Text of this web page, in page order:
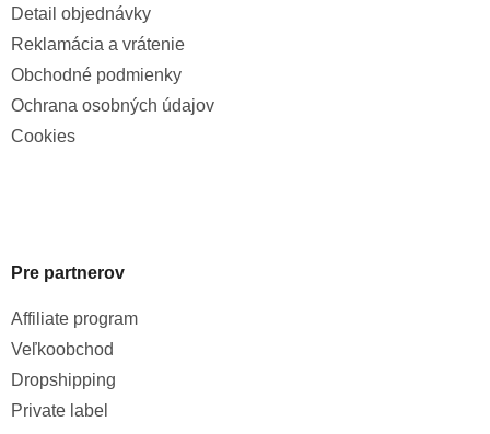
Detail objednávky
Reklamácia a vrátenie
Obchodné podmienky
Ochrana osobných údajov
Cookies
Pre partnerov
Affiliate program
Veľkoobchod
Dropshipping
Private label